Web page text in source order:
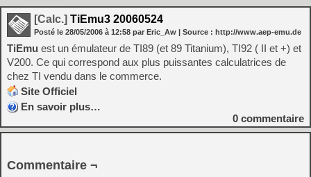
[Calc.] TiEmu3 20060524
Posté le 28/05/2006 à 12:58 par Eric_Aw | Source : http://www.aep-emu.de
TiEmu est un émulateur de TI89 (et 89 Titanium), TI92 ( II et +) et
V200. Ce qui correspond aux plus puissantes calculatrices de
chez TI vendu dans le commerce.
Site Officiel
En savoir plus…
0 commentaire
Commentaire ¬